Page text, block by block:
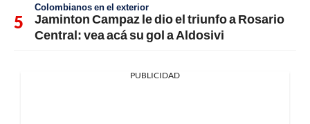
Colombianos en el exterior
Jaminton Campaz le dio el triunfo a Rosario
Central: vea acá su gol a Aldosivi
PUBLICIDAD